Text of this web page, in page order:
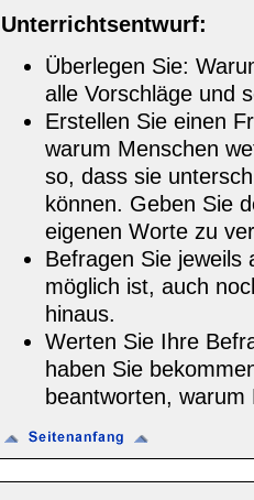
Unterrichtsentwurf:
Überlegen Sie:
alle Vorschläge und
Erstellen Sie einen
warum Menschen
so, dass sie
können. Geben Sie
eigenen Worte zu
Befragen Sie jeweils
möglich ist, auch
hinaus.
Werten Sie Ihre
haben Sie
beantworten,